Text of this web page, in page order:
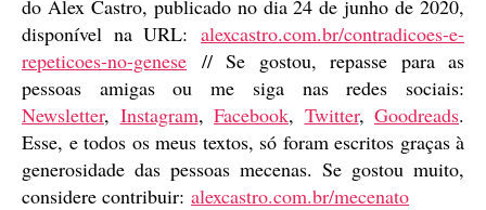
do Alex Castro, publicado no dia 24 de junho de 2020,
disponível na URL: alexcastro.com.br/contradicoes-e-
repeticoes-no-genese // Se gostou, repasse para as
pessoas amigas ou me siga nas redes sociais:
Newsletter, Instagram, Facebook, Twitter, Goodreads.
Esse, e todos os meus textos, só foram escritos graças à
generosidade das pessoas mecenas. Se gostou muito,
considere contribuir: alexcastro.com.br/mecenato